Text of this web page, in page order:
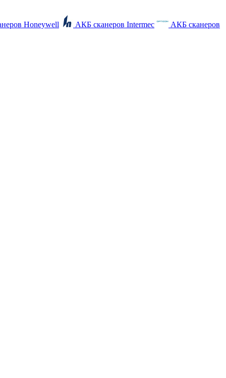
Honeywell АКБ сканеров Intermec
АКБ сканеров